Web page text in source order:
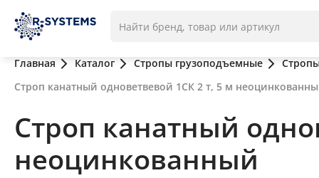
Главная Каталог Стропы грузоподъемные
Строп канатный одноветвевой 1СК 2 т, 5 м
Строп канатный
неоцинкованный